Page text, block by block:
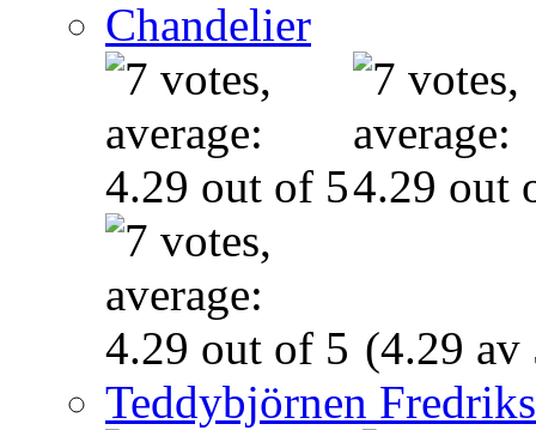
Chandelier
(4.29 av
Teddybjörnen